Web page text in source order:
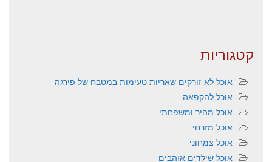
קטגוריות
אוכל לא זורקים שאריות טעימות במטבח של פירגה
אוכל להקפאה
אוכל מהיר ומשפחתי
אוכל מזרחי
אוכל צמחוני
אוכל שילדים אוהבים